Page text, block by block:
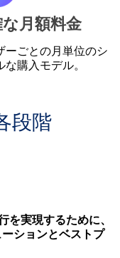
月額料金
ーごとの月単位のシ
な購入モデル。
段階
実現するために、
ションとベストプ